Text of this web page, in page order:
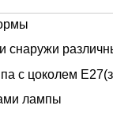
снаружи
c цоколем Е27
лампы